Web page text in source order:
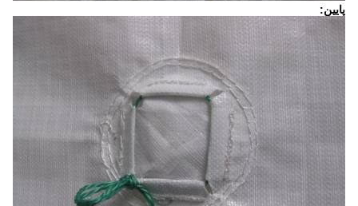
پایین: